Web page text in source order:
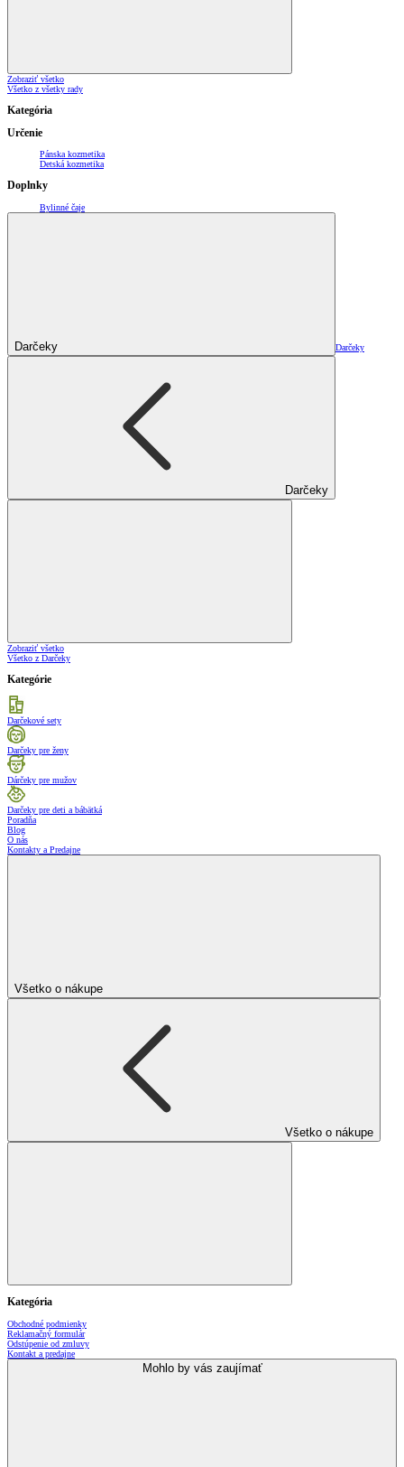
Zobraziť všetko
Všetko z všetky rady
Kategória
Určenie
Pánska kozmetika
Detská kozmetika
Doplnky
Bylinné čaje
Darčeky Darčeky
Darčeky
Zobraziť všetko
Všetko z Darčeky
Kategórie
Darčekové sety
Darčeky pre ženy
Dárčeky pre mužov
Darčeky pre deti a bábätká
Poradňa
Blog
O nás
Kontakty a Predajne
Všetko o nákupe
Všetko o nákupe
Kategória
Obchodné podmienky
Reklamačný formulár
Odstúpenie od zmluvy
Kontakt a predajne
Mohlo by vás zaujímať